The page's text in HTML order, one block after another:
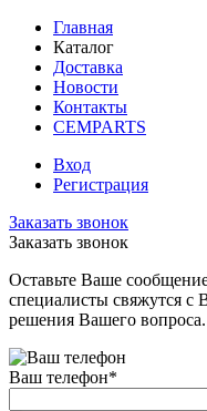
Главная
Каталог
Доставка
Новости
Контакты
CEMPARTS
Вход
Регистрация
Заказать звонок
Заказать звонок
Оставьте Ваше
специалисты свяжутся с
решения Вашего вопроса.
Ваш телефон*